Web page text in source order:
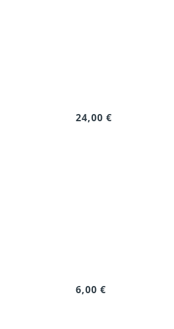
24,00 €
6,00 €